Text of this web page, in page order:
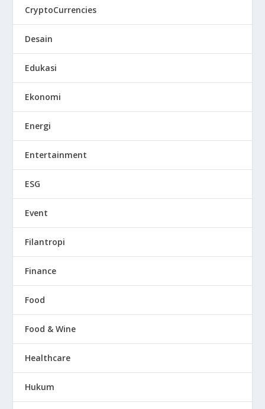
CryptoCurrencies
Desain
Edukasi
Ekonomi
Energi
Entertainment
ESG
Event
Filantropi
Finance
Food
Food & Wine
Healthcare
Hukum